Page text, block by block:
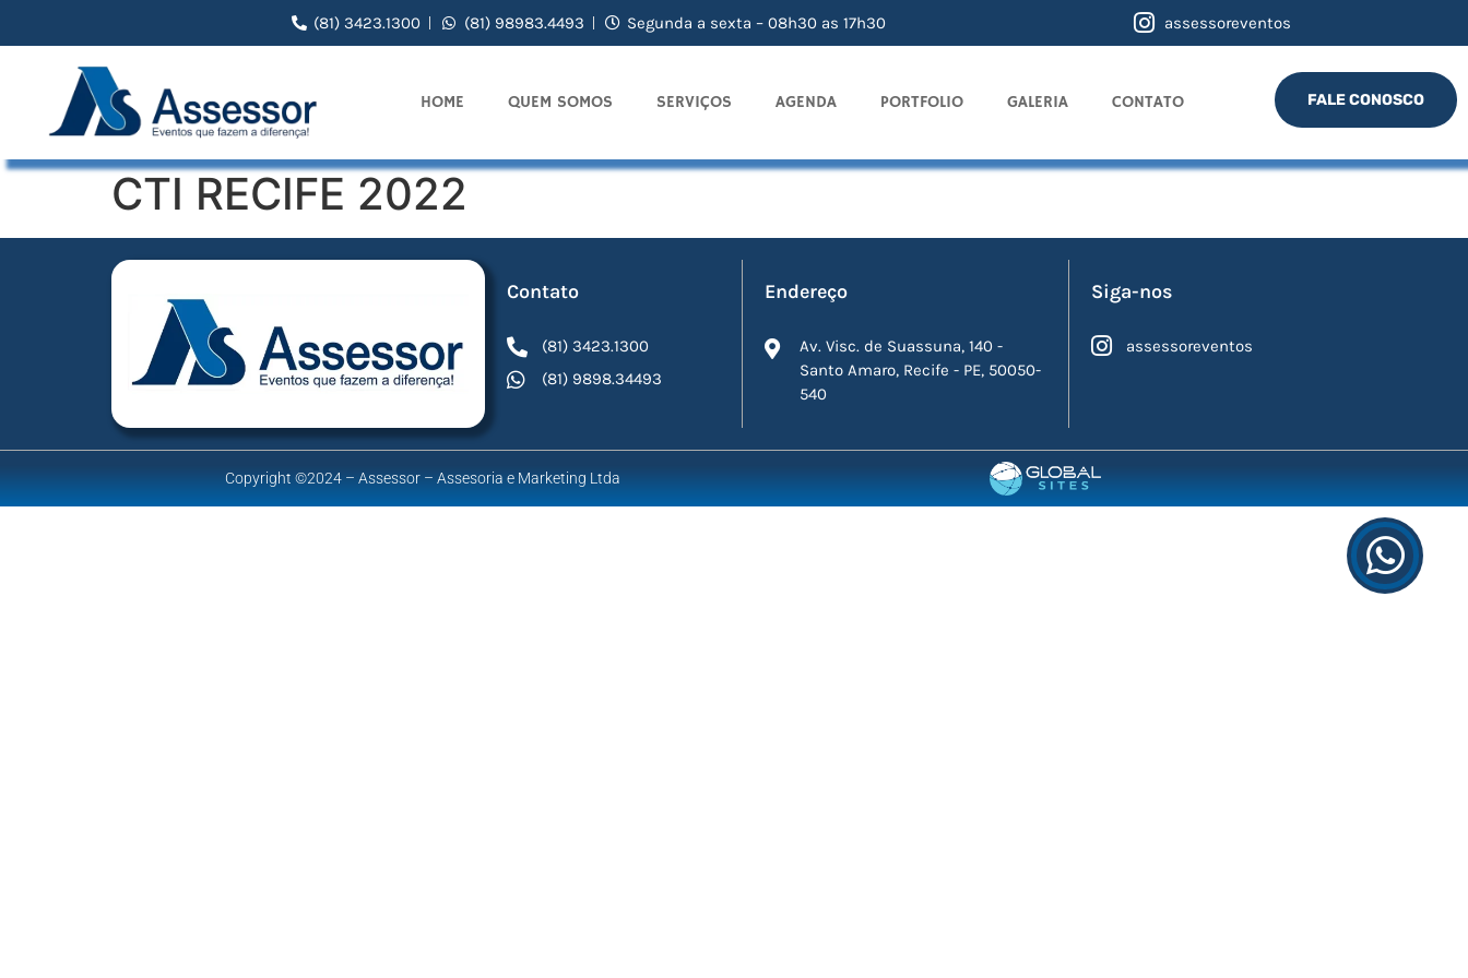
(81) 3423.1300 (81) 98983.4493 Segunda a sexta – 08h30 as 17h30 assessoreventos
HOME QUEM SOMOS SERVIÇOS AGENDA PORTFOLIO GALERIA CONTATO FALE CONOSCO
CTI RECIFE 2022
Contato
(81) 3423.1300
(81) 9898.34493
Endereço
Av. Visc. de Suassuna, 140 -
Santo Amaro, Recife - PE, 50050-
540
Siga-nos
assessoreventos
Copyright ©2024 – Assessor – Assesoria e Marketing Ltda